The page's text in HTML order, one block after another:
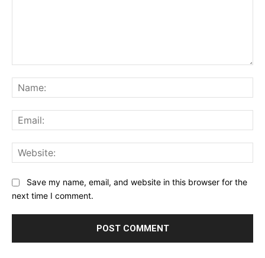
Save my name, email, and website in this browser for the
next time I comment.